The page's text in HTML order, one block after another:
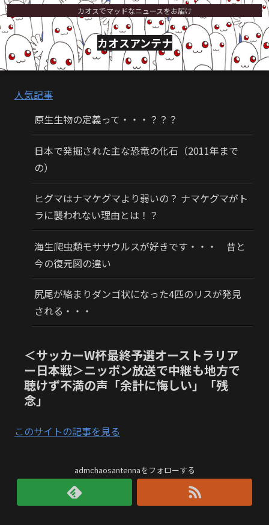
カオスでマッドなニュースをお届け
カオスアンテナ
人気記事
原生生物の定義って・・・？？？
日本で発掘された主な恐竜の化石（2011年まで
の）
ヒグマはナマケグマより弱いの？ ナマケグマがト
ラに襲われない理由とは！？
海生爬虫類モササウルスが好きです・・・ 昔と
今の復元図の違い
尻尾が絡まりダンゴ状になった4匹のリスが発見
される・・・
＜サッカーW杯最終予選オーストラリア
ー日本戦＞ニッポン放送で中継も地方で
聴けず不満の声「余計に悔しい」「残
念」
このサイトの記事を見る
admchaosantennaをフォローする